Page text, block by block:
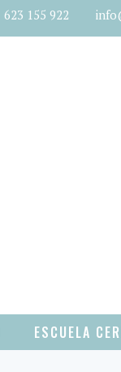
623 155 922
ESCUELA